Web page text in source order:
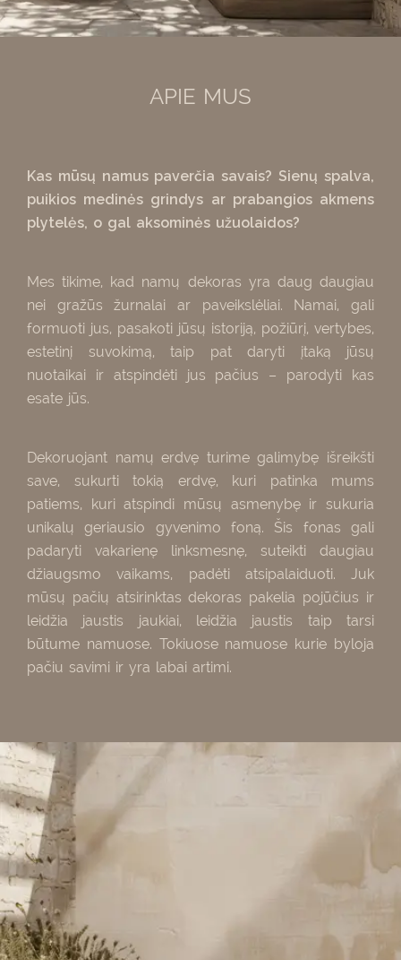
APIE MUS
Kas mūsų namus paverčia savais? Sienų spalva,
puikios medinės grindys ar prabangios akmens
plytelės, o gal aksominės užuolaidos?
Mes tikime, kad namų dekoras yra daug daugiau
nei gražūs žurnalai ar paveikslėliai. Namai, gali
formuoti jus, pasakoti jūsų istoriją, požiūrį, vertybes,
estetinį suvokimą, taip pat daryti įtaką jūsų
nuotaikai ir atspindėti jus pačius – parodyti kas
esate jūs.
Dekoruojant namų erdvę turime galimybę išreikšti
save, sukurti tokią erdvę, kuri patinka mums
patiems, kuri atspindi mūsų asmenybę ir sukuria
unikalų geriausio gyvenimo foną. Šis fonas gali
padaryti vakarienę linksmesnę, suteikti daugiau
džiaugsmo vaikams, padėti atsipalaiduoti. Juk
mūsų pačių atsirinktas dekoras pakelia pojūčius ir
leidžia jaustis jaukiai, leidžia jaustis taip tarsi
būtume namuose. Tokiuose namuose kurie byloja
pačiu savimi ir yra labai artimi.